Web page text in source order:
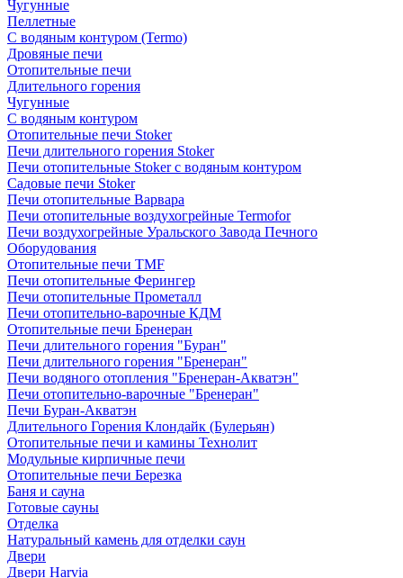
Чугунные
Пеллетные
С водяным контуром (Termo)
Дровяные печи
Отопительные печи
Длительного горения
Чугунные
C водяным контуром
Отопительные печи Stoker
Печи длительного горения Stoker
Печи отопительные Stoker с водяным контуром
Садовые печи Stoker
Печи отопительные Варвара
Печи отопительные воздухогрейные Termofor
Печи воздухогрейные Уральского Завода Печного
Оборудования
Отопительные печи TMF
Печи отопительные Ферингер
Печи отопительные Прометалл
Печи отопительно-варочные КДМ
Отопительные печи Бренеран
Печи длительного горения "Буран"
Печи длительного горения "Бренеран"
Печи водяного отопления "Бренеран-Акватэн"
Печи отопительно-варочные "Бренеран"
Печи Буран-Акватэн
Длительного Горения Клондайк (Булерьян)
Отопительные печи и камины Технолит
Модульные кирпичные печи
Отопительные печи Березка
Баня и сауна
Готовые сауны
Отделка
Натуральный камень для отделки саун
Двери
Двери Harvia